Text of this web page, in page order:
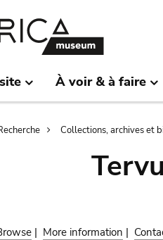
À voir & à faire
Collections, archives et
| More information |